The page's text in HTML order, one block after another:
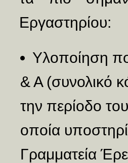
Εργαστηρίου:
Υλοποίηση
& Α (συνολικό
την περίοδο
οποία
Γραμματεία